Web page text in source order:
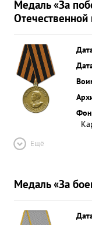
Медаль «За
Ещё
Медаль «За